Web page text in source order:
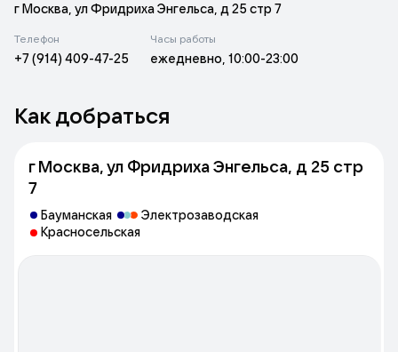
театре собраны и развиваются все виды современного
спектакли в VS театре, вы окунетесь в мир любви и дружбы,
а также ответите на острые вопросы окружающей нас
стенами театра. Мы - это экосистема, которая живет, дышит,
проводим мероприятия, которые направлены на
знакомства, общение, социализацию. Приходите в VS театр,
воспринимают все пустяки близко к сердцу — больше всех
способны искренне любить.»
г Москва, ул Фридриха Энгельса, д 25 стр 7
Телефон
+7 (914) 409-47-25
Часы работы
ежедневно, 10:00-23:00
Как добраться
г Москва, ул Фридриха Энгельса, д 25 стр
7
Бауманская
Электрозаводская
Красносельская